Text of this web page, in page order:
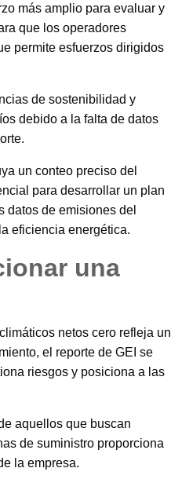
más amplio para evaluar y
que los operadores
permite esfuerzos dirigidos
de sostenibilidad y
debido a la falta de datos
un conteo preciso del
para desarrollar un plan
datos de emisiones del
eficiencia energética.
una
netos cero refleja un
el reporte de GEI se
riesgos y posiciona a las
aquellos que buscan
de suministro proporciona
la empresa.